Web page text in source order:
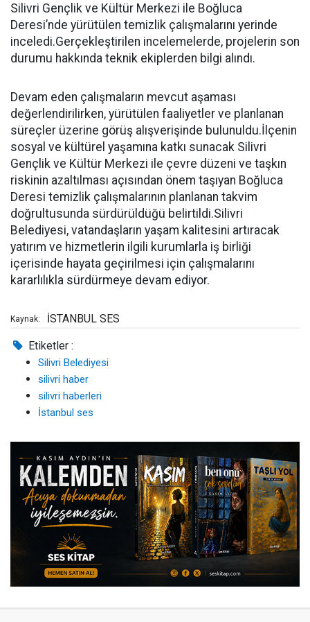
Silivri Gençlik ve Kültür Merkezi ile Boğluca
Deresi’nde yürütülen temizlik çalışmalarını yerinde
inceledi.Gerçekleştirilen incelemelerde, projelerin son
durumu hakkında teknik ekiplerden bilgi alındı.
Devam eden çalışmaların mevcut aşaması
değerlendirilirken, yürütülen faaliyetler ve planlanan
süreçler üzerine görüş alışverişinde bulunuldu.İlçenin
sosyal ve kültürel yaşamına katkı sunacak Silivri
Gençlik ve Kültür Merkezi ile çevre düzeni ve taşkın
riskinin azaltılması açısından önem taşıyan Boğluca
Deresi temizlik çalışmalarının planlanan takvim
doğrultusunda sürdürüldüğü belirtildi.Silivri
Belediyesi, vatandaşların yaşam kalitesini artıracak
yatırım ve hizmetlerin ilgili kurumlarla iş birliği
içerisinde hayata geçirilmesi için çalışmalarını
kararlılıkla sürdürmeye devam ediyor.
Kaynak: İSTANBUL SES
Etiketler :
Silivri Belediyesi
silivri haber
silivri haberleri
İstanbul ses